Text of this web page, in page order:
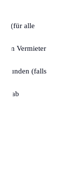
(für alle
Vermieter
(falls